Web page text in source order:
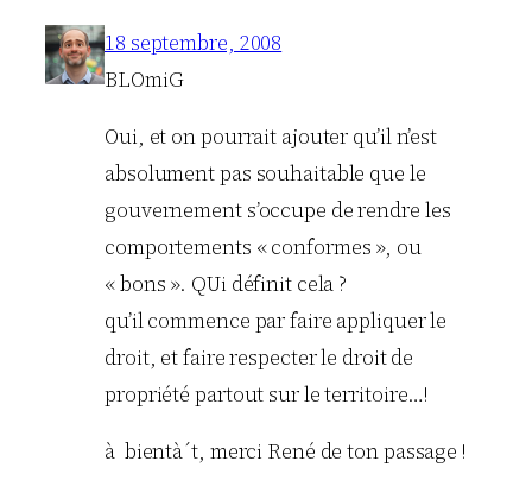
18 septembre, 2008
BLOmiG
Oui, et on pourrait ajouter qu’il n’est
absolument pas souhaitable que le
gouvernement s’occupe de rendre les
comportements « conformes », ou
« bons ». QUi définit cela ?
qu’il commence par faire appliquer le
droit, et faire respecter le droit de
propriété partout sur le territoire…!
à bientà´t, merci René de ton passage !